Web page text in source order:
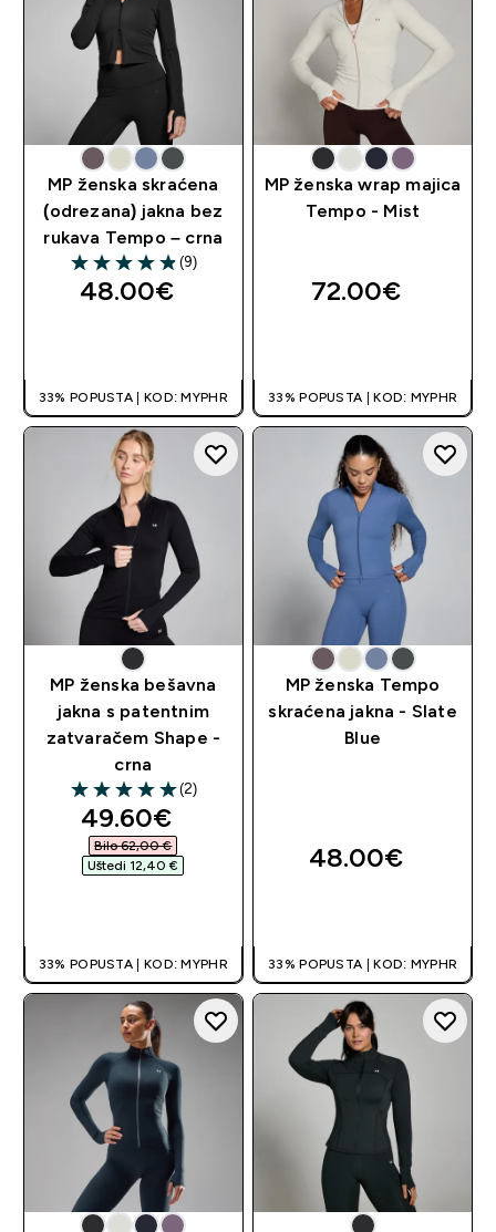
MP ženska skraćena
(odrezana) jakna bez
rukava Tempo – crna
4.89 out of 5 stars
(9)
48.00€‎
33% POPUSTA | KOD: MYPHR
MP ženska wrap majica
Tempo - Mist
72.00€‎
33% POPUSTA | KOD: MYPHR
MP ženska bešavna
jakna s patentnim
zatvaračem Shape -
crna
5 out of 5 stars
(2)
discounted price
49.60€‎
Bilo 62,00 €‎
Uštedi 12,40 €‎
33% POPUSTA | KOD: MYPHR
MP ženska Tempo
skraćena jakna - Slate
Blue
48.00€‎
33% POPUSTA | KOD: MYPHR